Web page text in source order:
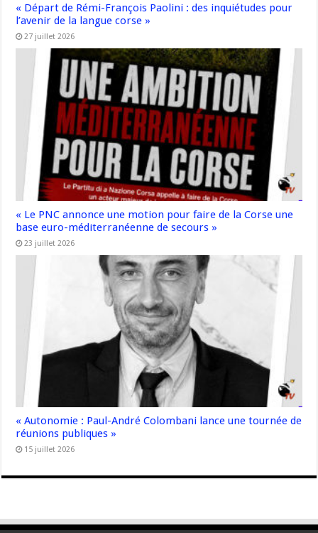
« Départ de Rémi-François Paolini : des inquiétudes pour
l’avenir de la langue corse »
27 juillet 2026
« Le PNC annonce une motion pour faire de la Corse une
base euro-méditerranéenne de secours »
23 juillet 2026
« Autonomie : Paul-André Colombani lance une tournée de
réunions publiques »
15 juillet 2026